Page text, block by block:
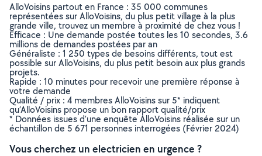
AlloVoisins partout en France : 35 000 communes
représentées sur AlloVoisins, du plus petit village à la plus
grande ville, trouvez un membre à proximité de chez vous !
Efficace : Une demande postée toutes les 10 secondes, 3.6
millions de demandes postées par an
Généraliste : 1 250 types de besoins différents, tout est
possible sur AlloVoisins, du plus petit besoin aux plus grands
projets.
Rapide : 10 minutes pour recevoir une première réponse à
votre demande
Qualité / prix : 4 membres AlloVoisins sur 5* indiquent
qu’AlloVoisins propose un bon rapport qualité/prix
* Données issues d’une enquête AlloVoisins réalisée sur un
échantillon de 5 671 personnes interrogées (Février 2024)
Vous cherchez un electricien en urgence ?